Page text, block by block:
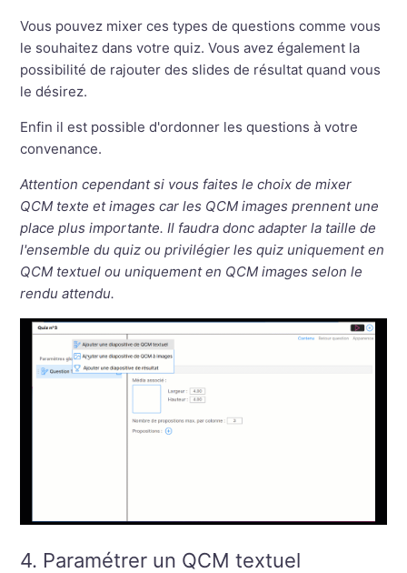
Vous pouvez mixer ces types de questions comme vous
le souhaitez dans votre quiz. Vous avez également la
possibilité de rajouter des slides de résultat quand vous
le désirez.
Enfin il est possible d'ordonner les questions à votre
convenance.
Attention cependant si vous faites le choix de mixer
QCM texte et images car les QCM images prennent une
place plus importante. Il faudra donc adapter la taille de
l'ensemble du quiz ou privilégier les quiz uniquement en
QCM textuel ou uniquement en QCM images selon le
rendu attendu.
4. Paramétrer un QCM textuel